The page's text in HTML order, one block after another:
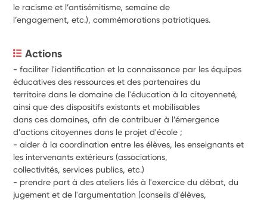
le racisme et l’antisémitisme, semaine de
l’engagement, etc.), commémorations patriotiques.
Actions
- faciliter l'identification et la connaissance par les équipes
éducatives des ressources et des partenaires du
territoire dans le domaine de l'éducation à la citoyenneté,
ainsi que des dispositifs existants et mobilisables
dans ces domaines, afin de contribuer à l’émergence
d’actions citoyennes dans le projet d'école ;
- aider à la coordination entre les élèves, les enseignants et
les intervenants extérieurs (associations,
- prendre part à des ateliers liés à l'exercice du débat, du
jugement et de l'argumentation (conseils d'élèves,